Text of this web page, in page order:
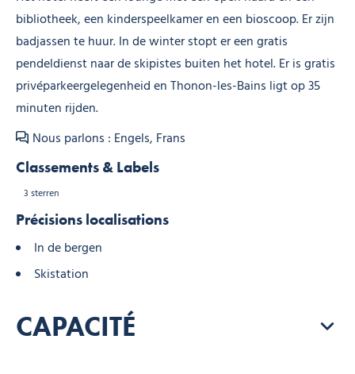
bibliotheek, een kinderspeelkamer en een bioscoop. Er zijn
badjassen te huur. In de winter stopt er een gratis
pendeldienst naar de skipistes buiten het hotel. Er is gratis
privéparkeergelegenheid en Thonon-les-Bains ligt op 35
minuten rijden.
Nous parlons : Engels, Frans
Classements & Labels
3 sterren
Précisions localisations
In de bergen
Skistation
CAPACITÉ